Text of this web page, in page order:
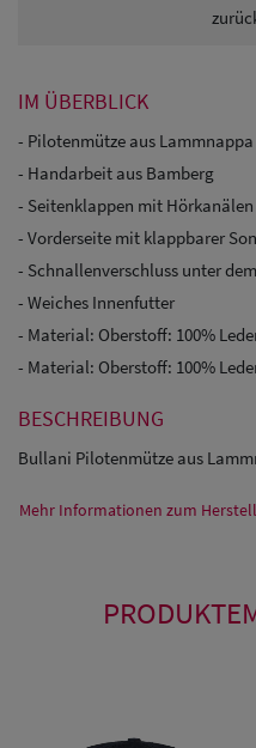
IM ÜBERBLICK
- Pilotenmütze aus
- Handarbeit aus Bamberg
- Seitenklappen mit Hörkanälen
- Vorderseite mit klappbarer
- Schnallenverschluss unter
- Weiches Innenfutter
- Material: Oberstoff: 100%
- Material: Oberstoff: 100%
BESCHREIBUNG
Bullani Pilotenmütze aus
Mehr Informationen zum